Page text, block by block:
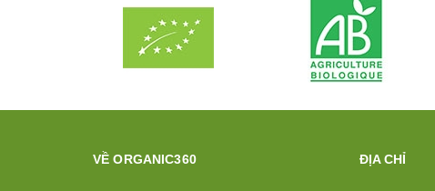
VỀ ORGANIC360 ĐỊA CHỈ